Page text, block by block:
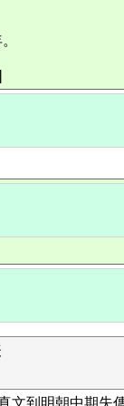
到明朝中期失